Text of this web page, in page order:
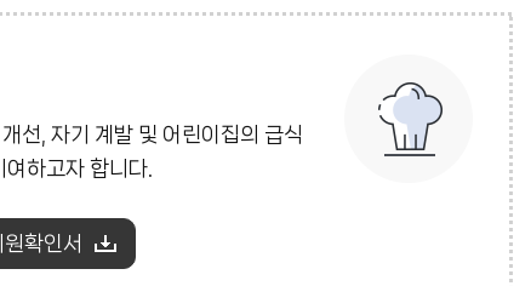
선, 자기 계발 및 어린이집의 급식
하고자 합니다.
확인서